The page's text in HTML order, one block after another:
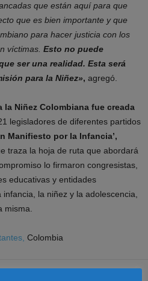
que están aquí para que
que es bien importante y que
para hacer justicia con los
víctimas. Esto no puede
ser una realidad. Esta será
para la Niñez», agregó.
la Niñez Colombiana fue creada
legisladores de diferentes partidos
Manifiesto por la Infancia’,
traza la hoja de ruta que abordará
lo firmaron congresistas,
educativas y entidades
la niñez y la adolescencia,
misma.
Colombia